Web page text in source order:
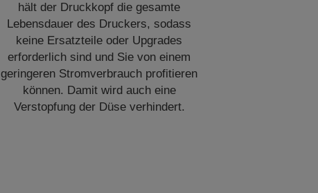
hält der Druckkopf die gesamte
Lebensdauer des Druckers, sodass
keine Ersatzteile oder Upgrades
erforderlich sind und Sie von einem
geringeren Stromverbrauch profitieren
können. Damit wird auch eine
Verstopfung der Düse verhindert.